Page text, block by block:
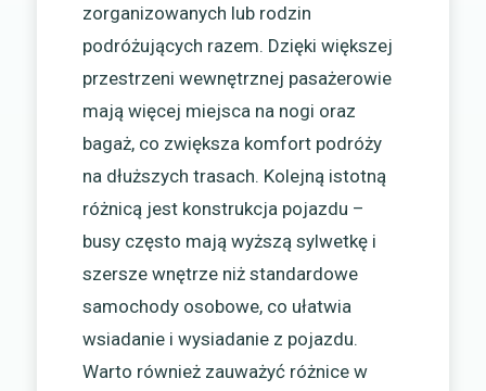
zorganizowanych lub rodzin
podróżujących razem. Dzięki większej
przestrzeni wewnętrznej pasażerowie
mają więcej miejsca na nogi oraz
bagaż, co zwiększa komfort podróży
na dłuższych trasach. Kolejną istotną
różnicą jest konstrukcja pojazdu –
busy często mają wyższą sylwetkę i
szersze wnętrze niż standardowe
samochody osobowe, co ułatwia
wsiadanie i wysiadanie z pojazdu.
Warto również zauważyć różnice w